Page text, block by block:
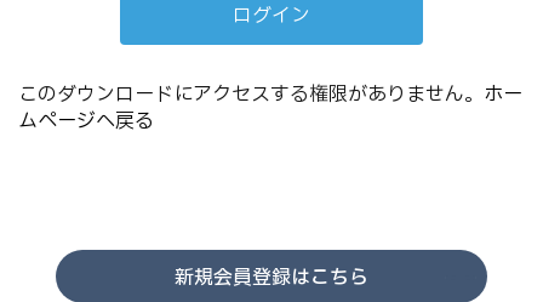
このダウンロードにアクセスする権限がありません。 ホー
ムページへ戻る
新規会員登録はこちら